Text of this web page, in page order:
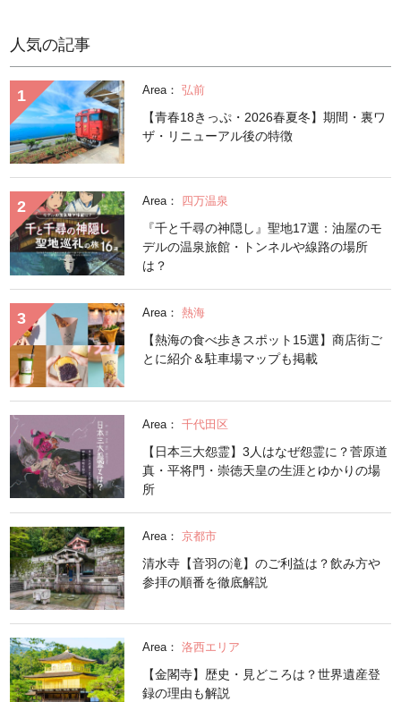
人気の記事
Area： 弘前
【青春18きっぷ・2026春夏冬】期間・裏ワ
ザ・リニューアル後の特徴
Area： 四万温泉
『千と千尋の神隠し』聖地17選：油屋のモ
デルの温泉旅館・トンネルや線路の場所
は？
Area： 熱海
【熱海の食べ歩きスポット15選】商店街ご
とに紹介＆駐車場マップも掲載
Area： 千代田区
【日本三大怨霊】3人はなぜ怨霊に？菅原道
真・平将門・崇徳天皇の生涯とゆかりの場
所
Area： 京都市
清水寺【音羽の滝】のご利益は？飲み方や
参拝の順番を徹底解説
Area： 洛西エリア
【金閣寺】歴史・見どころは？世界遺産登
録の理由も解説